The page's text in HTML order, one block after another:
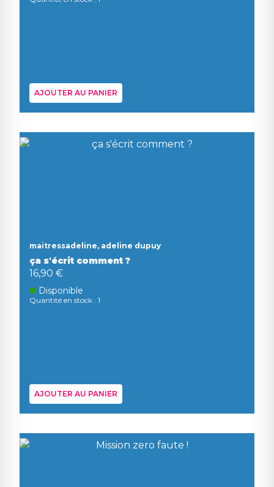
AJOUTER AU PANIER
maitressadeline, adeline dupuy
ça s'écrit comment ?
16,90 €
Disponible
Quantité en stock : 1
AJOUTER AU PANIER